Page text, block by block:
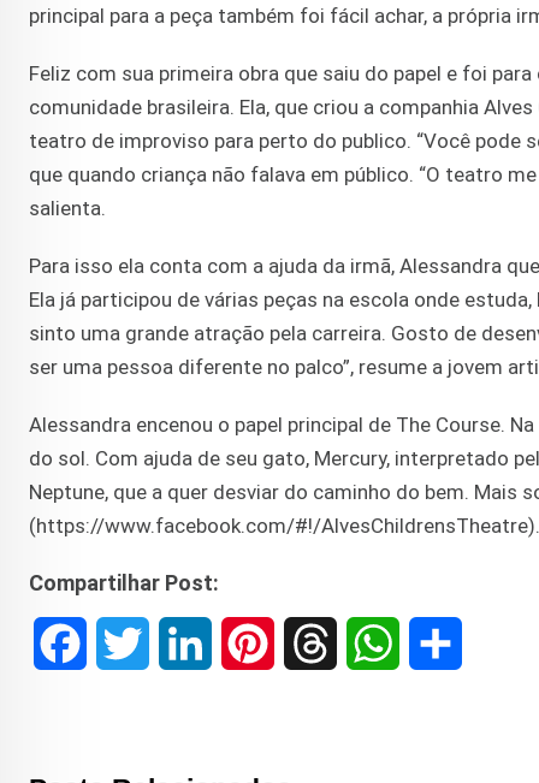
principal para a peça também foi fácil achar, a própria
Feliz com sua primeira obra que saiu do papel e foi
comunidade brasileira. Ela, que criou a companhia
teatro de improviso para perto do publico. “Você pode
que quando criança não falava em público. “O teatro
salienta.
Para isso ela conta com a ajuda da irmã, Alessandra
Ela já participou de várias peças na escola onde
sinto uma grande atração pela carreira. Gosto de
ser uma pessoa diferente no palco”, resume a jovem
Alessandra encenou o papel principal de The Course.
do sol. Com ajuda de seu gato, Mercury, interpretado
Neptune, que a quer desviar do caminho do bem. Mais
(https://www.facebook.com/#!/AlvesChildrensTheatre).
Compartilhar Post: